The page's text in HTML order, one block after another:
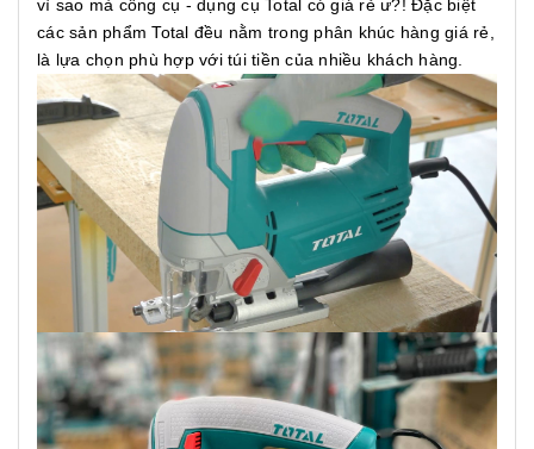
vì sao mà công cụ - dụng cụ Total có giá rẻ ư?! Đặc biệt
các sản phẩm Total đều nằm trong phân khúc hàng giá rẻ,
là lựa chọn phù hợp với túi tiền của nhiều khách hàng.